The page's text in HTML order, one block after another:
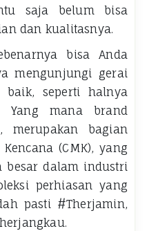
saja belum bisa
dan kualitasnya.
bisa Anda
mengunjungi gerai
baik, seperti halnya
Yang mana brand
merupakan bagian
(CMK), yang
besar dalam industri
perhiasan yang
pasti #Therjamin,